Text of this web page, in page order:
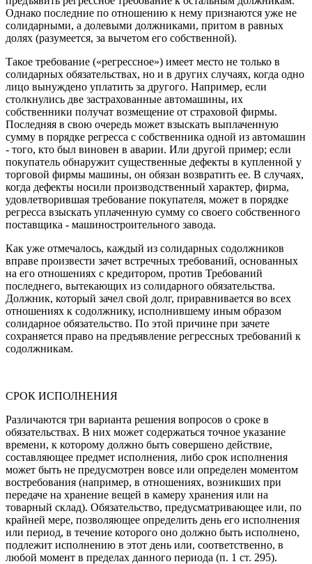
Однако последние по отношению к нему признаются уже не
солидарными, а долевыми должниками, притом в равных
долях (разумеется, за вычетом его собственной).
Такое требование («регрессное») имеет место не только в
солидарных обязательствах, но и в других случаях, когда одно
лицо вынуждено уплатить за другого. Например, если
столкнулись две застрахованные автомашины, их
собственники получат возмещение от страховой фирмы.
Последняя в свою очередь может взыскать выплаченную
сумму в порядке регресса с собственника одной из автомашин
- того, кто был виновен в аварии. Или другой пример; если
покупатель обнаружит существенные дефекты в купленной у
торговой фирмы машины, он обязан возвратить ее. В случаях,
когда дефекты носили производственный характер, фирма,
удовлетворившая требование покупателя, может в порядке
регресса взыскать уплаченную сумму со своего собственного
поставщика - машиностроительного завода.
Как уже отмечалось, каждый из солидарных содолжников
вправе произвести зачет встречных требований, основанных
на его отношениях с кредитором, против Требований
последнего, вытекающих из солидарного обязательства.
Должник, который зачел свой долг, приравнивается во всех
отношениях к содолжнику, исполнившему иным образом
солидарное обязательство. По этой причине при зачете
сохраняется право на предъявление регрессных требований к
содолжникам.
СРОК ИСПОЛНЕНИЯ
Различаются три варианта решения вопросов о сроке в
обязательствах. В них может содержаться точное указание
времени, к которому должно быть совершено действие,
составляющее предмет исполнения, либо срок исполнения
может быть не предусмотрен вовсе или определен моментом
востребования (например, в отношениях, возникших при
передаче на хранение вещей в камеру хранения или на
товарный склад). Обязательство, предусматривающее или, по
крайней мере, позволяющее определить день его исполнения
или период, в течение которого оно должно быть исполнено,
подлежит исполнению в этот день или, соответственно, в
любой момент в пределах данного периода (п. 1 ст. 295).